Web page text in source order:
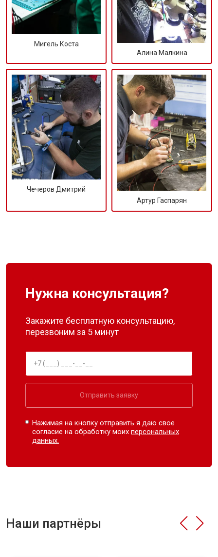
Мигель Коста
Алина Малкина
Чечеров Дмитрий
Артур Гаспарян
Нужна консультация?
Закажите бесплатную консультацию,
перезвоним за 5 минут
Отправить заявку
Нажимая на кнопку отправить я даю свое
согласие на обработку моихперсональных
данных.
Наши партнёры